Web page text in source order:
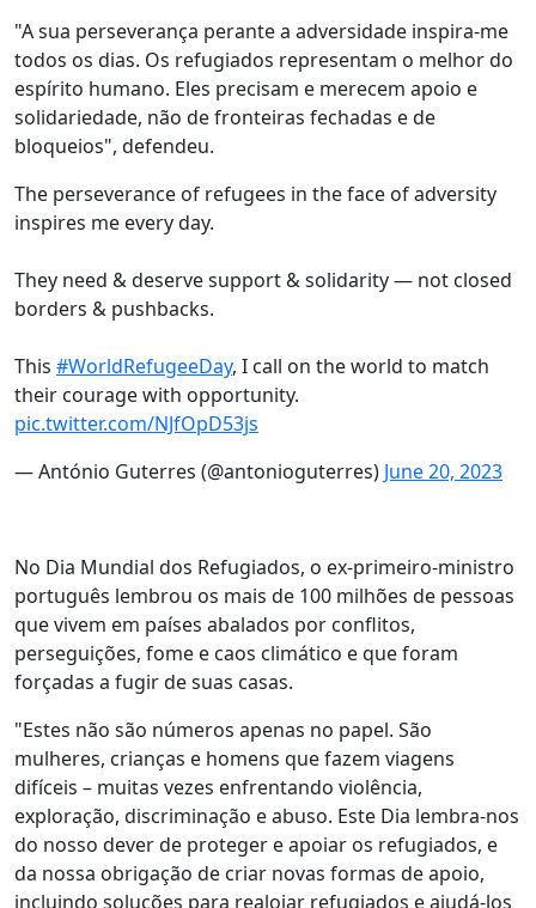
"A sua perseverança perante a adversidade inspira-me
todos os dias. Os refugiados representam o melhor do
espírito humano. Eles precisam e merecem apoio e
solidariedade, não de fronteiras fechadas e de
bloqueios", defendeu.
The perseverance of refugees in the face of adversity
inspires me every day.
They need & deserve support & solidarity — not closed
borders & pushbacks.
This #WorldRefugeeDay, I call on the world to match
their courage with opportunity.
pic.twitter.com/NJfOpD53js
— António Guterres (@antonioguterres) June 20, 2023
No Dia Mundial dos Refugiados, o ex-primeiro-ministro
português lembrou os mais de 100 milhões de pessoas
que vivem em países abalados por conflitos,
perseguições, fome e caos climático e que foram
forçadas a fugir de suas casas.
"Estes não são números apenas no papel. São
mulheres, crianças e homens que fazem viagens
difíceis – muitas vezes enfrentando violência,
exploração, discriminação e abuso. Este Dia lembra-nos
do nosso dever de proteger e apoiar os refugiados, e
da nossa obrigação de criar novas formas de apoio,
incluindo soluções para realojar refugiados e ajudá-los